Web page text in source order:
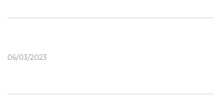
06/03/2023